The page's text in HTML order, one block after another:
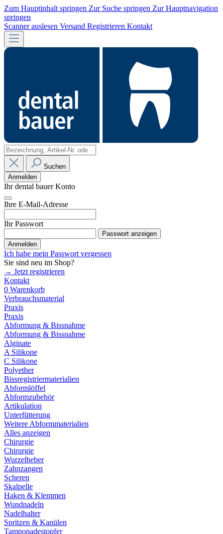
Zum Hauptinhalt springen Zur Suche springen Zur Hauptnavigation
springen
Scanner auslesen Versand Registrieren Kontakt
Suchen
Anmelden
Ihr dental bauer Konto
Ihre E-Mail-Adresse
Ihr Passwort
Passwort anzeigen
Anmelden
Ich habe mein Passwort vergessen
Sie sind neu im Shop?
→ Jetzt registrieren
Kontakt
0 Warenkorb
Verbrauchsmaterial
Praxis
Praxis
Abformung & Bissnahme
Abformung & Bissnahme
Alginate
A Silikone
C Silikone
Polyether
Bissregistriermaterialien
Abformlöffel
Abformzubehör
Artikulation
Unterfütterung
Weitere Abformmaterialien
Alles anzeigen
Chirurgie
Chirurgie
Wurzelheber
Zahnzangen
Scheren
Skalpelle
Haken & Klemmen
Wundnadeln
Nadelhalter
Spritzen & Kanülen
Tamponadestopfer